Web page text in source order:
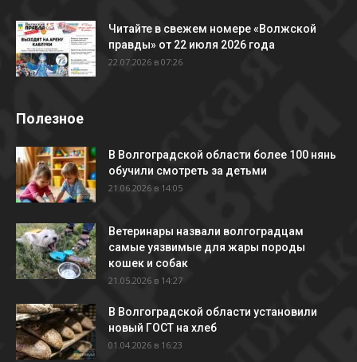
Читайте в свежем номере «Волжской
правды» от 22 июля 2026 года
22.07.2026 в 07:26
Полезное
В Волгоградской области более 100 нянь
обучили смотреть за детьми
21.06.2026 в 14:05
Ветеринары назвали волгоградцам
самые уязвимые для жары породы
кошек и собак
21.05.2026 в 14:27
В Волгоградской области установили
новый ГОСТ на хлеб
01.04.2026 в 16:23